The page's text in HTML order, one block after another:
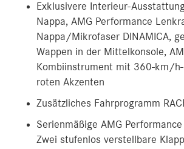
Exklusivere Interieur-
Nappa, AMG Performance
Nappa/Mikrofaser DINAMICA,
Wappen in der Mittelkonsole,
Kombiinstrument mit 360‑km/
roten Akzenten
Zusätzliches Fahrprogramm
Serienmäßige AMG
Zwei stufenlos verstellbare